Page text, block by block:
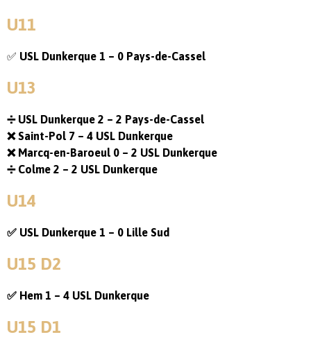
U11
✅ USL Dunkerque 1 – 0 Pays-de-Cassel
U13
➗ USL Dunkerque 2 – 2 Pays-de-Cassel
❌ Saint-Pol 7 – 4 USL Dunkerque
❌ Marcq-en-Baroeul 0 – 2 USL Dunkerque
➗ Colme 2 – 2 USL Dunkerque
U14
✅ USL Dunkerque 1 – 0 Lille Sud
U15 D2
✅ Hem 1 – 4 USL Dunkerque
U15 D1